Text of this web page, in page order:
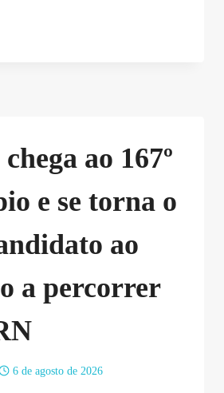
ao 167º
e se torna o
ao
a percorrer
6 de agosto de 2026